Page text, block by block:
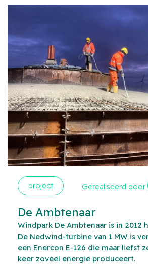
project Gerealiseerd door
De Ambtenaar
Windpark De Ambtenaar is in 2012
De Nedwind-turbine van 1 MW is
een Enercon E-126 die maar liefst
keer zoveel energie produceert.